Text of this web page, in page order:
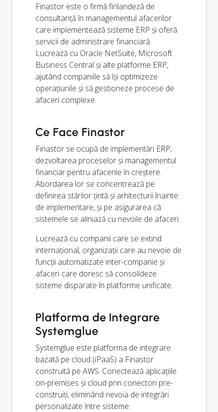
Finastor este o firmă finlandeză de
consultanță în managementul afacerilor
care implementează sisteme ERP și oferă
servicii de administrare financiară.
Lucrează cu Oracle NetSuite, Microsoft
Business Central și alte platforme ERP,
ajutând companiile să își optimizeze
operațiunile și să gestioneze procese de
afaceri complexe.
Ce Face Finastor
Finastor se ocupă de implementări ERP,
dezvoltarea proceselor și managementul
financiar pentru afacerile în creștere.
Abordarea lor se concentrează pe
definirea stărilor țintă și arhitecturii înainte
de implementare, și pe asigurarea că
sistemele se aliniază cu nevoile de afaceri.
Lucrează cu companii care se extind
internațional, organizații care au nevoie de
funcții automatizate inter-companie și
afaceri care doresc să consolideze
sisteme disparate în platforme unificate.
Platforma de Integrare
Systemglue
Systemglue este platforma de integrare
bazată pe cloud (iPaaS) a Finastor
construită pe AWS. Conectează aplicațiile
on-premises și cloud prin conectori pre-
construiți, eliminând nevoia de integrări
personalizate între sisteme.